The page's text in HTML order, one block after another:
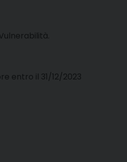
entro il 31/12/2023